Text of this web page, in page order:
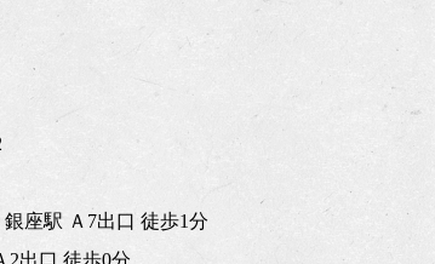
座駅 Ａ7出口 徒歩1分
2出口 徒歩0分